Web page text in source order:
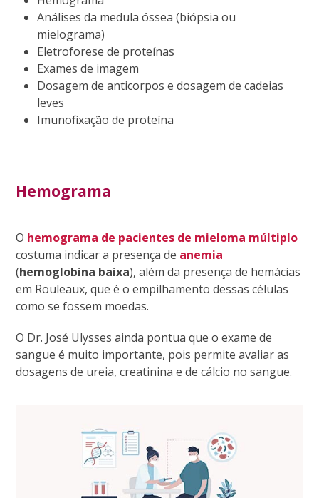
Análises da medula óssea (biópsia ou
mielograma)
Eletroforese de proteínas
Exames de imagem
Dosagem de anticorpos e dosagem de cadeias
leves
Imunofixação de proteína
Hemograma
O hemograma de pacientes de mieloma múltiplo
costuma indicar a presença de anemia
(hemoglobina baixa), além da presença de hemácias
em Rouleaux, que é o empilhamento dessas células
como se fossem moedas.
O Dr. José Ulysses ainda pontua que o exame de
sangue é muito importante, pois permite avaliar as
dosagens de ureia, creatinina e de cálcio no sangue.